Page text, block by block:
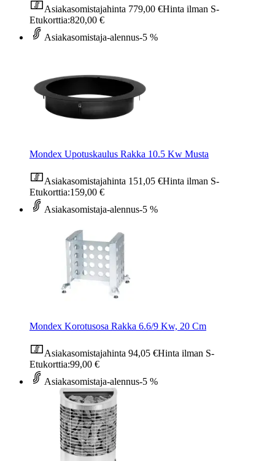
Asiakasomistajahinta 779,00 €Hinta ilman S-
Etukorttia:820,00 €
Asiakasomistaja-alennus-5 %
Mondex Upotuskaulus Rakka 10.5 Kw Musta
Asiakasomistajahinta 151,05 €Hinta ilman S-
Etukorttia:159,00 €
Asiakasomistaja-alennus-5 %
Mondex Korotusosa Rakka 6.6/9 Kw, 20 Cm
Asiakasomistajahinta 94,05 €Hinta ilman S-
Etukorttia:99,00 €
Asiakasomistaja-alennus-5 %